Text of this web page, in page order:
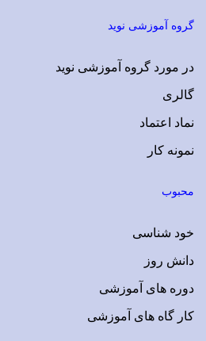
Plus
گروه آموزشی نوید
در مورد گروه آموزشی نوید
گالری
نماد اعتماد
نمونه کار
محبوب
خود شناسی
دانش روز
دوره های آموزشی
کار گاه های آموزشی